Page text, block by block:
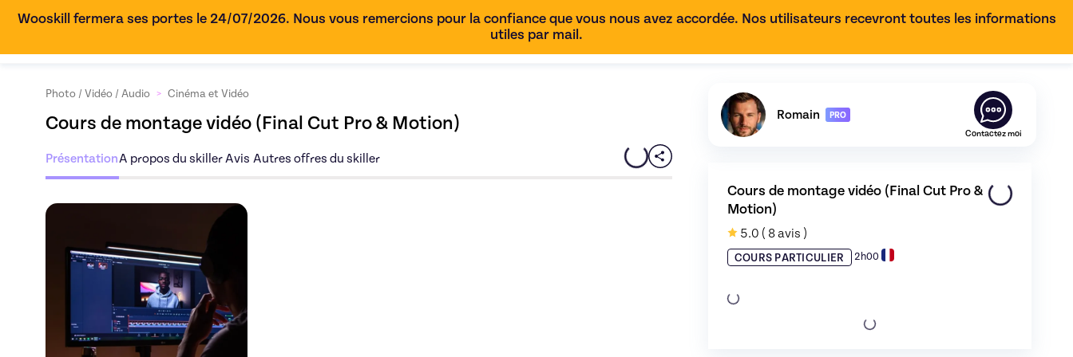
Wooskill fermera ses portes le 24/07/2026. Nous vous remercions pour la confiance que vous nous avez accordée. Nos utilisateurs recevront toutes les informations
utiles par mail.
Photo / Vidéo / Audio > Cinéma et Vidéo
Cours de montage vidéo (Final Cut Pro & Motion)
PrésentationA propos du skillerAvis Autres offres du skiller
Découvrez l'offre de Romain - image 0
Skiller enCinéma et
Romain
PRO
Contactez moi
Cours de montage vidéo (Final Cut Pro &
Motion)
5.0 ( 8 avis )
COURS PARTICULIER 2h00